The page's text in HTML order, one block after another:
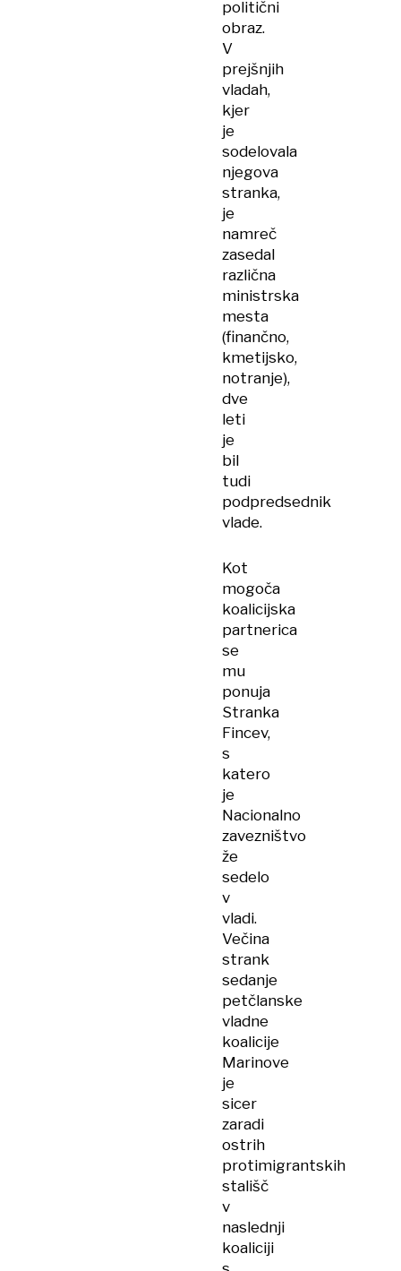
politični
obraz.
V
prejšnjih
vladah,
kjer
je
sodelovala
njegova
stranka,
je
namreč
zasedal
različna
ministrska
mesta
(finančno,
kmetijsko,
notranje),
dve
leti
je
bil
tudi
podpredsednik
vlade.
Kot
mogoča
koalicijska
partnerica
se
mu
ponuja
Stranka
Fincev,
s
katero
je
Nacionalno
zavezništvo
že
sedelo
v
vladi.
Večina
strank
sedanje
petčlanske
vladne
koalicije
Marinove
je
sicer
zaradi
ostrih
protimigrantskih
stališč
v
naslednji
koaliciji